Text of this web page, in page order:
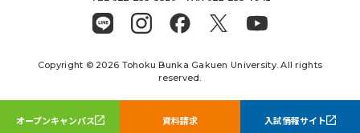
オープンキャンパス 資料請求 入試情報サイト
Copyright © 2026 Tohoku Bunka Gakuen University. All rights
reserved.